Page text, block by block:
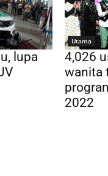
lupa
Utama
4,026
wanita
2022